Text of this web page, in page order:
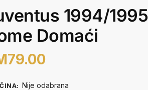
1994/1995
Domaći
79.00
: Nije odabrana